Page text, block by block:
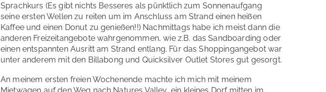
Sprachkurs (Es gibt nichts Besseres als pünktlich zum Sonnenaufgang
seine ersten Wellen zu reiten um im Anschluss am Strand einen heißen
Kaffee und einen Donut zu genießen!!) Nachmittags habe ich meist dann die
anderen Freizeitangebote wahrgenommen, wie z.B. das Sandboarding oder
einen entspannten Ausritt am Strand entlang. Für das Shoppingangebot war
unter anderem mit den Billabong und Quicksilver Outlet Stores gut gesorgt.
An meinem ersten freien Wochenende machte ich mich mit meinem